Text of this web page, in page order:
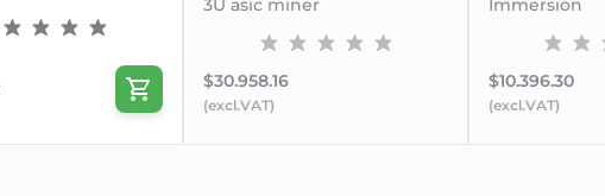
3U asic miner
$30.958.16
(excl.VAT)
Immersion
$10.396.30
(excl.VAT)